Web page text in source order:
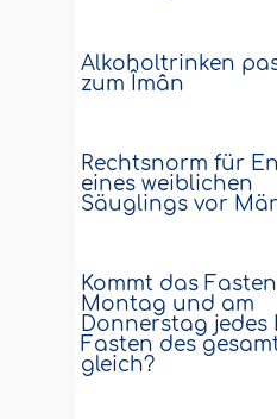
Alkoholtrinken
zum Îmân
Rechtsnorm für
eines weiblichen
Säuglings vor
Kommt das
Montag und am
Donnerstag jedes
Fasten des
gleich?